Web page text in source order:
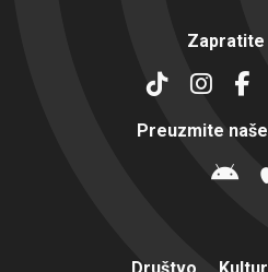
Zapratite
Preuzmite